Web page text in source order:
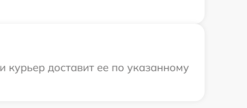
доставит ее по указанному